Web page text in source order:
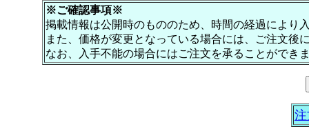
※ご確認事項※
掲載情報は公開時のもののため、時間の経過により
また、価格が変更となっている場合には、ご注文後
なお、入手不能の場合にはご注文を承ることができ